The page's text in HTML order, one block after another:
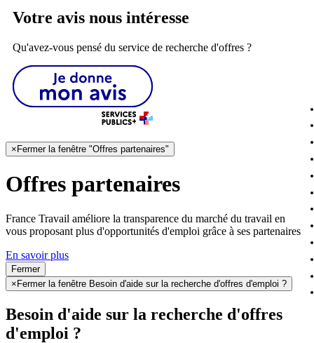
Votre avis nous intéresse
Qu'avez-vous pensé du service de recherche d'offres ?
× Fermer la fenêtre "Offres partenaires"
Offres partenaires
France Travail améliore la transparence du marché du travail en
vous proposant plus d'opportunités d'emploi grâce à ses partenaires
En savoir plus
Fermer
× Fermer la fenêtre Besoin d'aide sur la recherche d'offres d'emploi ?
Besoin d'aide sur la recherche d'offres
d'emploi ?